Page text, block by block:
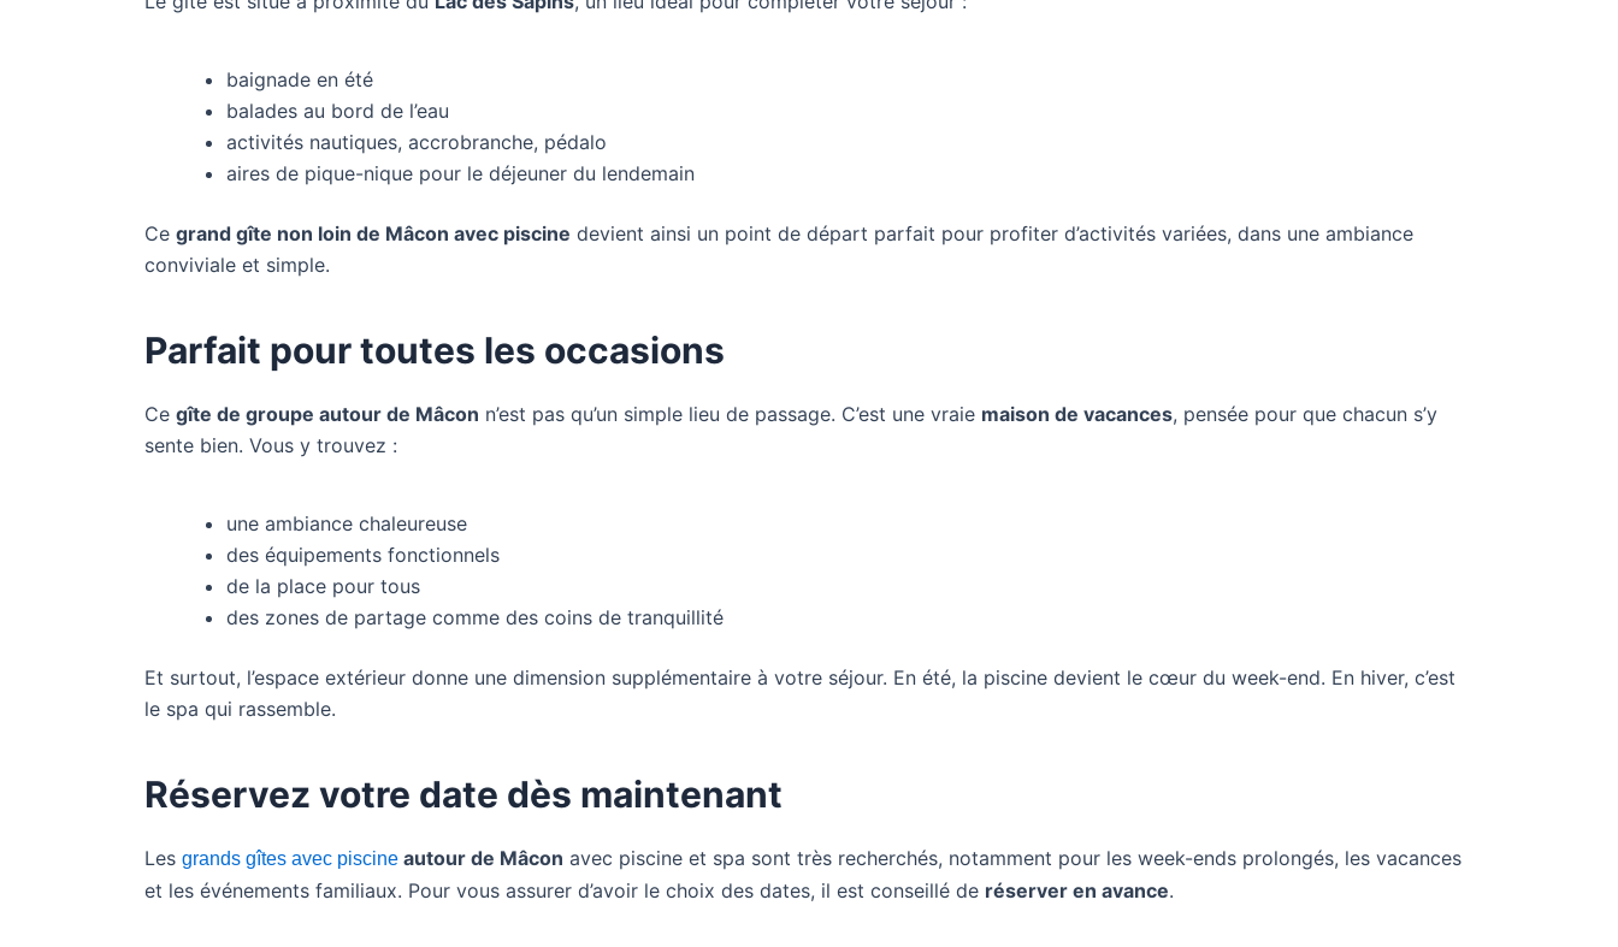
baignade en été
balades au bord de l’eau
activités nautiques, accrobranche, pédalo
aires de pique-nique pour le déjeuner du lendemain
Ce grand gîte non loin de Mâcon avec piscine devient ainsi un point de départ parfait pour profiter d’activités variées, dans une ambiance
conviviale et simple.
Parfait pour toutes les occasions
Ce gîte de groupe autour de Mâcon n’est pas qu’un simple lieu de passage. C’est une vraie maison de vacances, pensée pour que chacun s’y
sente bien. Vous y trouvez :
une ambiance chaleureuse
des équipements fonctionnels
de la place pour tous
des zones de partage comme des coins de tranquillité
Et surtout, l’espace extérieur donne une dimension supplémentaire à votre séjour. En été, la piscine devient le cœur du week-end. En hiver, c’est
le spa qui rassemble.
Réservez votre date dès maintenant
Les grands gîtes avec piscine autour de Mâcon avec piscine et spa sont très recherchés, notamment pour les week-ends prolongés, les vacances
et les événements familiaux. Pour vous assurer d’avoir le choix des dates, il est conseillé de réserver en avance.